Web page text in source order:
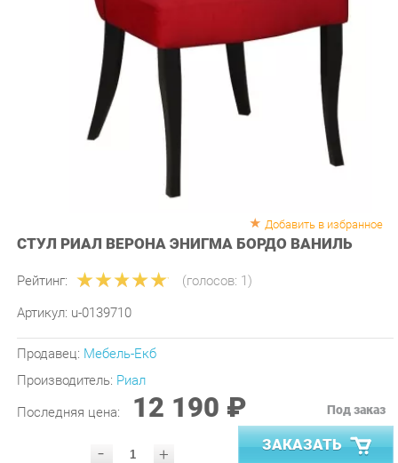
СТУЛ РИАЛ ВЕРОНА ЭНИГМА БОРДО ВАНИЛЬ
Рейтинг: (голосов:1)
Артикул: u-0139710
Продавец: Мебель-Екб
Производитель:
Риал
Последняя цена: 12 190 ₽
- +
ЗАКАЗАТЬ
УТОЧНИТЬ НАЛИЧИЕ